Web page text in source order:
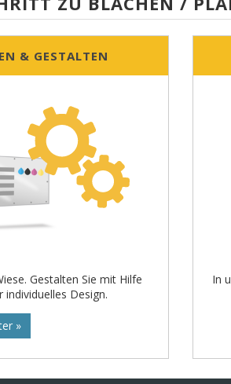
& GESTALTEN
Gestalten Sie mit Hilfe
individuelles Design.
»
In